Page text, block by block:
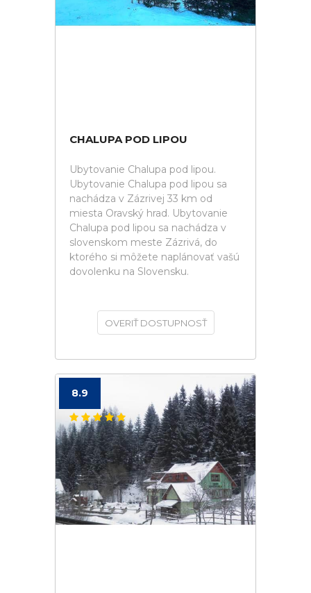
CHALUPA POD LIPOU
Ubytovanie Chalupa pod lipou.
Ubytovanie Chalupa pod lipou sa
nachádza v Zázrivej 33 km od
miesta Oravský hrad. Ubytovanie
Chalupa pod lipou sa nachádza v
slovenskom meste Zázrivá, do
ktorého si môžete naplánovať vašú
dovolenku na Slovensku.
OVERIŤ DOSTUPNOSŤ
8.9